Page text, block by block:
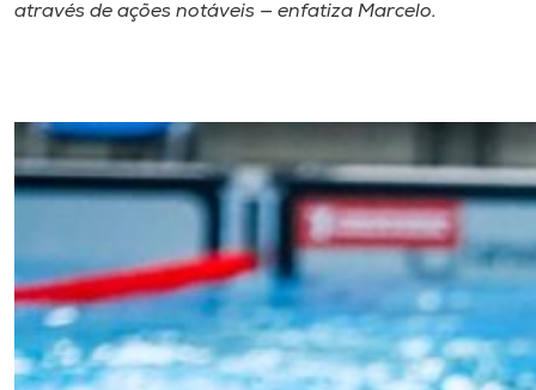
através de ações notáveis — enfatiza Marcelo.